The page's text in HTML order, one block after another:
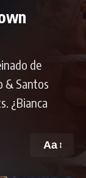
de
& Santos
¿Bianca
Aa